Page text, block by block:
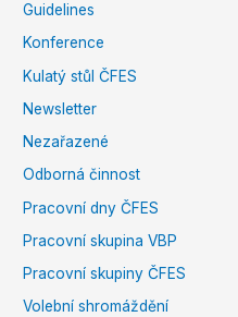
Guidelines
Konference
Kulatý stůl ČFES
Newsletter
Nezařazené
Odborná činnost
Pracovní dny ČFES
Pracovní skupina VBP
Pracovní skupiny ČFES
Volební shromáždění